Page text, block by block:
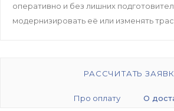
оперативно и без лишних
модернизировать её или изменять
РАССЧИТАТЬ
Про оплату О